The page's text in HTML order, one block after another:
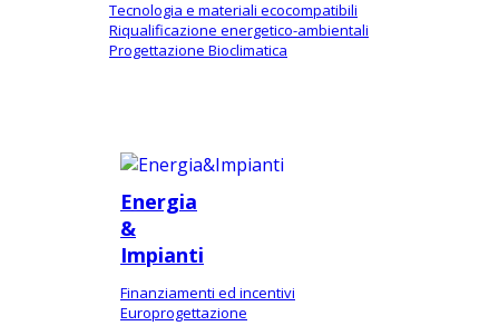
Tecnologia e materiali ecocompatibili
Riqualificazione energetico-ambientali
Progettazione Bioclimatica
Energia
&
Impianti
Finanziamenti ed incentivi
Europrogettazione